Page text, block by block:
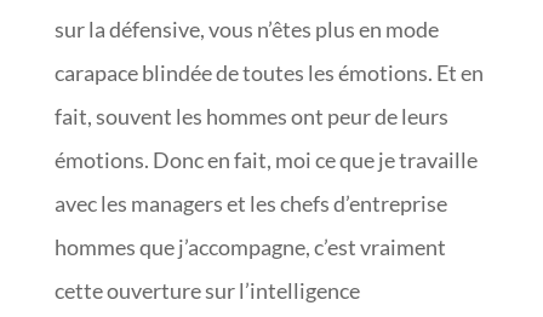
sur la défensive, vous n’êtes plus en mode
carapace blindée de toutes les émotions. Et en
fait, souvent les hommes ont peur de leurs
émotions. Donc en fait, moi ce que je travaille
avec les managers et les chefs d’entreprise
hommes que j’accompagne, c’est vraiment
cette ouverture sur l’intelligence